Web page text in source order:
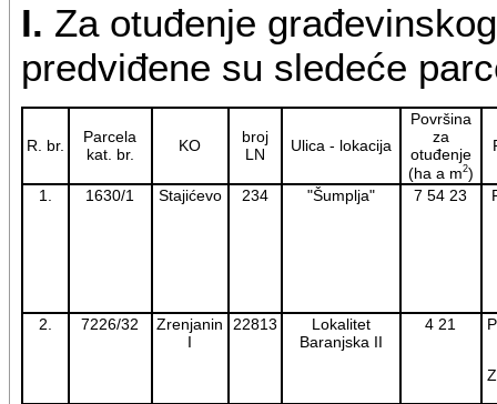
I. Za otuđenje
predviđene su sledeće
R. br.
Parcela
kat. br.
KO
broj
LN
Ulica - lokacija
Površina
za
otuđenje
(ha a m2)
1. 1630/1 Stajićevo 234 "Šumplja" 7 54 23
2. 7226/32
Zrenjanin
I
22813
Lokalitet
Baranjska II
4 21